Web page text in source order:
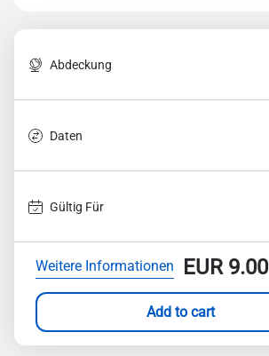
Abdeckung
Daten
Gültig Für
Weitere Informationen EUR9.00
Add to cart